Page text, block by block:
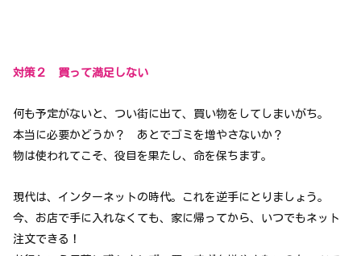
対策２ 買って満足しない
何も予定がないと、つい街に出て、買い物をしてしまいがち。
本当に必要かどうか？ あとでゴミを増やさないか？
物は使われてこそ、役目を果たし、命を保ちます。
現代は、インターネットの時代。これを逆手にとりましょう。
今、お店で手に入れなくても、家に帰ってから、いつでもネット
注文できる！